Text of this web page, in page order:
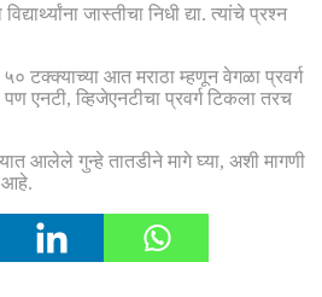
जास्तीचा निधी द्या. त्यांचे प्रश्न
५० टक्क्याच्या आत मराठा म्हणून वेगळा प्रवर्ग
एनटी, व्हिजेएनटीचा प्रवर्ग टिकला तरच
आलेले गुन्हे तातडीने मागे घ्या, अशी मागणी
आहे.